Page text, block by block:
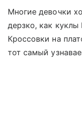
Многие девочки
дерзко, как
Кроссовки на
тот самый